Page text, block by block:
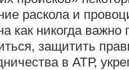
раскола и
как никогда
защитить
в АТР,